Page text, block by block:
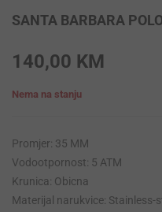
SANTA BARBARA
140,00 KM
Nema na stanju
Promjer: 35 MM
Vodootpornost: 5 ATM
Krunica: Obicna
Materijal narukvice: Stainless-